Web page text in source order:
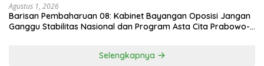
Agustus 1, 2026
Barisan Pembaharuan 08: Kabinet Bayangan Oposisi Jangan
Ganggu Stabilitas Nasional dan Program Asta Cita Prabowo-
Selengkapnya